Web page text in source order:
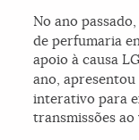
No ano
de perfumaria
apoio à causa
ano,
interativo para
transmissões ao